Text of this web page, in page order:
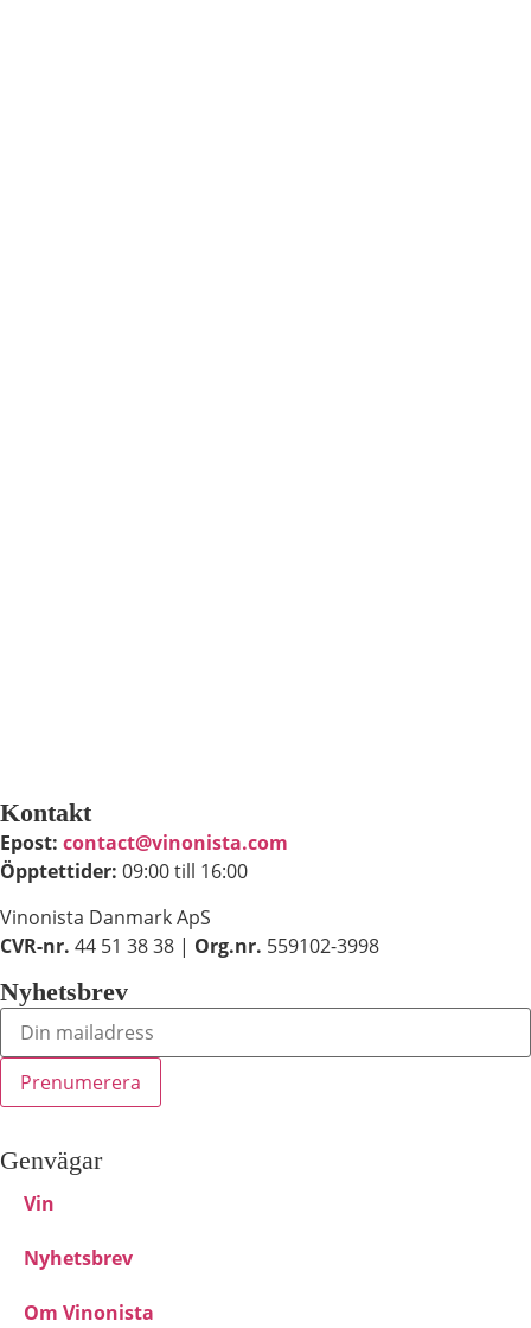
Kontakt
Epost: contact@vinonista.com
Öpptettider: 09:00 till 16:00
Vinonista Danmark ApS
CVR-nr. 44 51 38 38 | Org.nr. 559102-3998
Nyhetsbrev
Genvägar
Vin
Nyhetsbrev
Om Vinonista